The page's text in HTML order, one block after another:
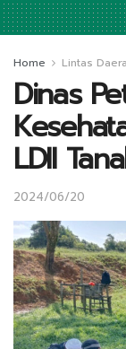
Home Lintas
Dinas
LDII
2024/06/20